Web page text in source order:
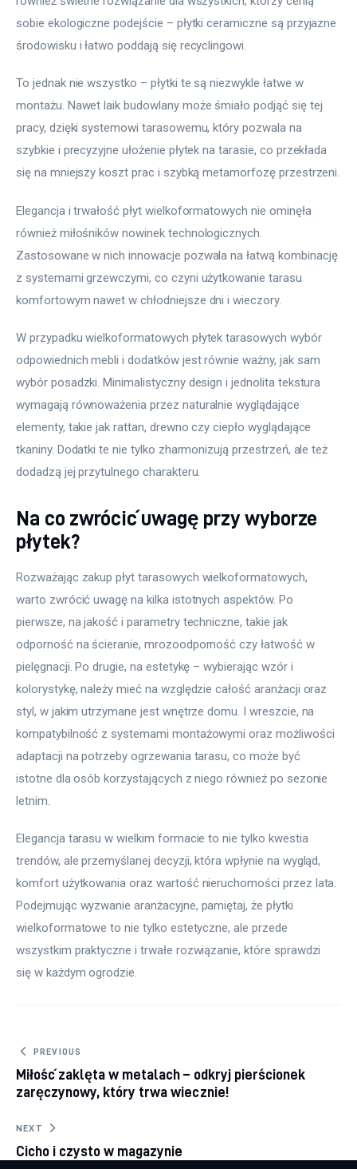
sobie ekologiczne podejście – płytki ceramiczne są przyjazne
środowisku i łatwo poddają się recyclingowi.
To jednak nie wszystko – płytki te są niezwykle łatwe w
montażu. Nawet laik budowlany może śmiało podjąć się tej
pracy, dzięki systemowi tarasowemu, który pozwala na
szybkie i precyzyjne ułożenie płytek na tarasie, co przekłada
się na mniejszy koszt prac i szybką metamorfozę przestrzeni.
Elegancja i trwałość płyt wielkoformatowych nie ominęła
również miłośników nowinek technologicznych.
Zastosowane w nich innowacje pozwala na łatwą kombinację
z systemami grzewczymi, co czyni użytkowanie tarasu
komfortowym nawet w chłodniejsze dni i wieczory.
W przypadku wielkoformatowych płytek tarasowych wybór
odpowiednich mebli i dodatków jest równie ważny, jak sam
wybór posadzki. Minimalistyczny design i jednolita tekstura
wymagają równoważenia przez naturalnie wyglądające
elementy, takie jak rattan, drewno czy ciepło wyglądające
tkaniny. Dodatki te nie tylko zharmonizują przestrzeń, ale też
dodadzą jej przytulnego charakteru.
Na co zwrócić uwagę przy wyborze
płytek?
Rozważając zakup płyt tarasowych wielkoformatowych,
warto zwrócić uwagę na kilka istotnych aspektów. Po
pierwsze, na jakość i parametry techniczne, takie jak
odporność na ścieranie, mrozoodporność czy łatwość w
pielęgnacji. Po drugie, na estetykę – wybierając wzór i
kolorystykę, należy mieć na względzie całość aranżacji oraz
styl, w jakim utrzymane jest wnętrze domu. I wreszcie, na
kompatybilność z systemami montażowymi oraz możliwości
adaptacji na potrzeby ogrzewania tarasu, co może być
istotne dla osób korzystających z niego również po sezonie
letnim.
Elegancja tarasu w wielkim formacie to nie tylko kwestia
trendów, ale przemyślanej decyzji, która wpłynie na wygląd,
komfort użytkowania oraz wartość nieruchomości przez lata.
Podejmując wyzwanie aranżacyjne, pamiętaj, że płytki
wielkoformatowe to nie tylko estetyczne, ale przede
wszystkim praktyczne i trwałe rozwiązanie, które sprawdzi
się w każdym ogrodzie.
Nawigacja wpisu
PREVIOUS
Miłość zaklęta w metalach – odkryj pierścionek
zaręczynowy, który trwa wiecznie!
NEXT
Cicho i czysto w magazynie